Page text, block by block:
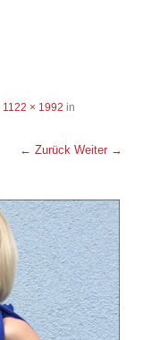
1122 × 1992 in
← Zurück Weiter →